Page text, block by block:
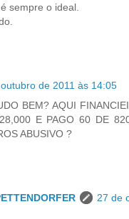
sempre o ideal.
de 2011 às 14:05
BEM? AQUI
E PAGO 60 DE
ABUSIVO ?
27 de